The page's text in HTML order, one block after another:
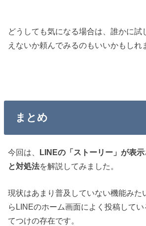
どうしても気になる場合は、誰かに試
えないか頼んでみるのもいいかもしれ
まとめ
今回は、 LINEの「ストーリー」が表
と対処法を解説してみました。
現状はあまり普及していない機能みた
らLINEのホーム画面によく投稿して
てつけの存在です。